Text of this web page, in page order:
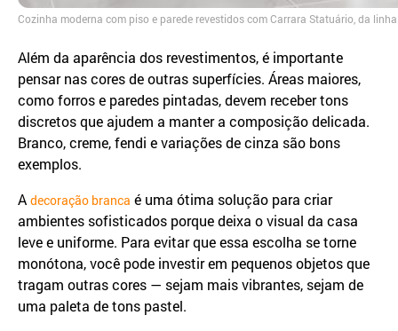
Cozinha moderna com piso e parede revestidos com Carrara Statuário, da
Além da aparência dos revestimentos, é importante
pensar nas cores de outras superfícies. Áreas maiores,
como forros e paredes pintadas, devem receber tons
discretos que ajudem a manter a composição delicada.
Branco, creme, fendi e variações de cinza são bons
exemplos.
A decoração branca é uma ótima solução para criar
ambientes sofisticados porque deixa o visual da casa
leve e uniforme. Para evitar que essa escolha se torne
monótona, você pode investir em pequenos objetos que
tragam outras cores — sejam mais vibrantes, sejam de
uma paleta de tons pastel.